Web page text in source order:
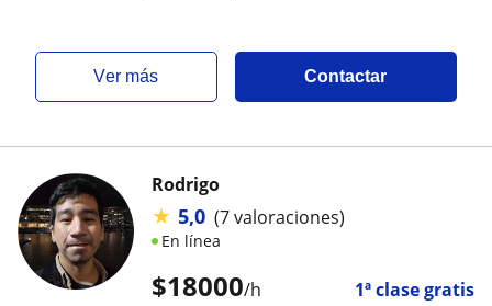
ver más Contactar
$18000/h 1ª clase gratis
Rodrigo
★ 5,0 (7 valoraciones)
En línea